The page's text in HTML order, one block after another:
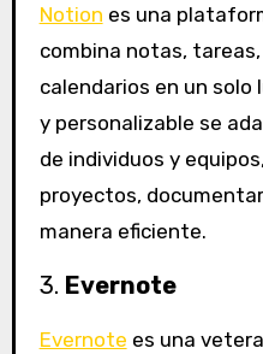
Notion es una
combina notas,
calendarios en un solo
y personalizable se
de individuos y
proyectos,
manera eficiente.
3. Evernote
Evernote es una